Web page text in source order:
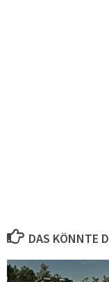
DAS KÖNNTE